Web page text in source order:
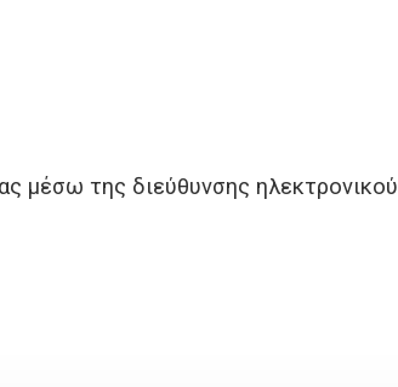
μέσω της διεύθυνσης ηλεκτρονικού